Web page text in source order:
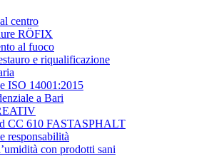
centro
RÖFIX
al fuoco
e riqualificazione
ISO 14001:2015
a Bari
CC 610 FASTASPHALT
responsabilità
con prodotti sani